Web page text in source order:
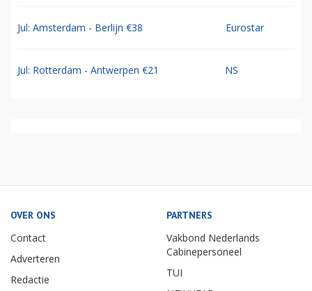
Jul: Amsterdam - Berlijn €38 Eurostar
Jul: Rotterdam - Antwerpen €21 NS
OVER ONS
Contact
Adverteren
Redactie
PARTNERS
Vakbond Nederlands
Cabinepersoneel
TUI